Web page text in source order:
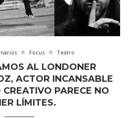
Focus Teatro
AL LONDONER
ACTOR INCANSABLE
PARECE NO
LÍMITES.